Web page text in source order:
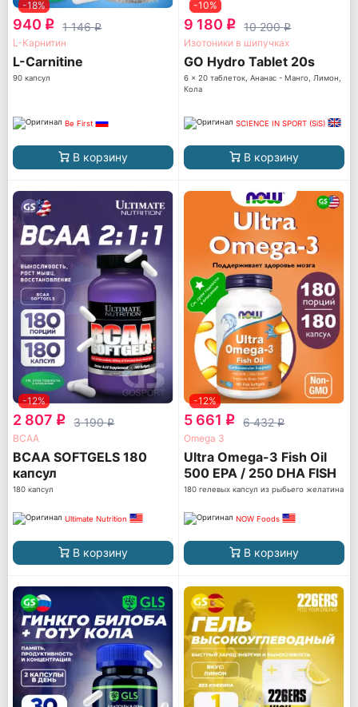
-18%
940 q 1 146q
L-Карнитин
L-Carnitine
90 капсул
Be First
В корзину
-10%
9 180 q 10 200q
Изотоники в шипучках
GO Hydro Tablet 20s
6 x 20 таблеток, Ананас - Манго, Лимон,
Кола
SCIENCE IN SPORT (SiS)
В корзину
-12%
2 807 q 3 190q
ВСАА
BCAA SOFTGELS 180
капсул
180 капсул
Ultimate Nutrition
В корзину
-12%
5 661 q 6 432q
Omega 3
Ultra Omega-3 Fish Oil
500 EPA / 250 DHA FISH
GELATIN
180 гелевых капсул из рыбьего желатина
NOW Foods
В корзину